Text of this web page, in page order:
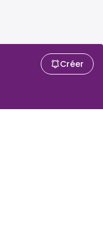
Créer